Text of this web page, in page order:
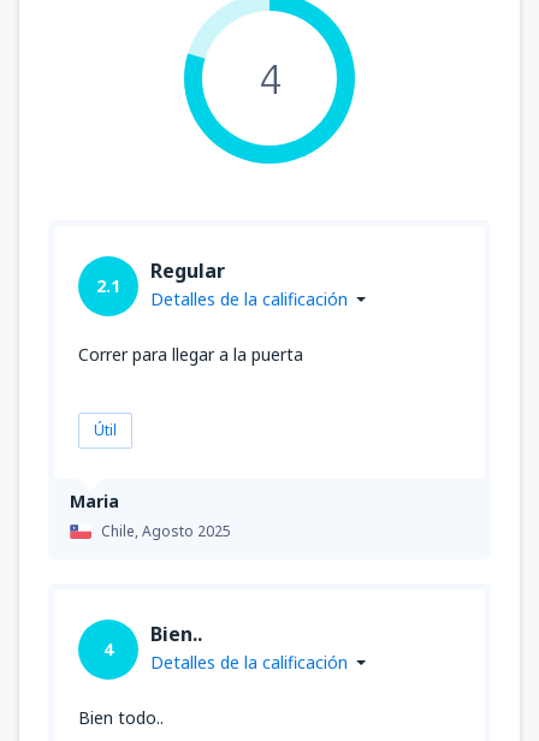
4
Maria
Chile,Agosto 2025
2.1
Regular
Detalles de la calificación
Correr para llegar a la puerta
Útil
4
Bien..
Detalles de la calificación
Bien todo..